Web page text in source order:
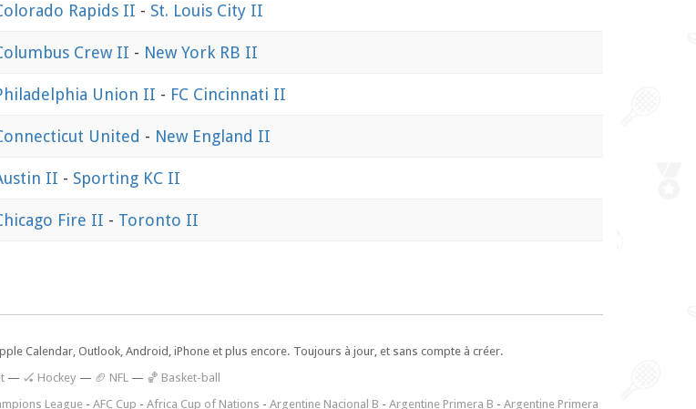
Rapids II - St. Louis City II
Crew II - New York RB II
Union II - FC Cincinnati II
United - New England II
II - Sporting KC II
Fire II - Toronto II
Calendar, Outlook, Android, iPhone et plus encore. Toujours à jour, et sans compte à créer.
— 🏑 Hockey — 🏈 NFL — 🏀 Basket-ball
League - AFC Cup - Africa Cup of Nations - Argentine Nacional B - Argentine Primera B - Argentine Primera